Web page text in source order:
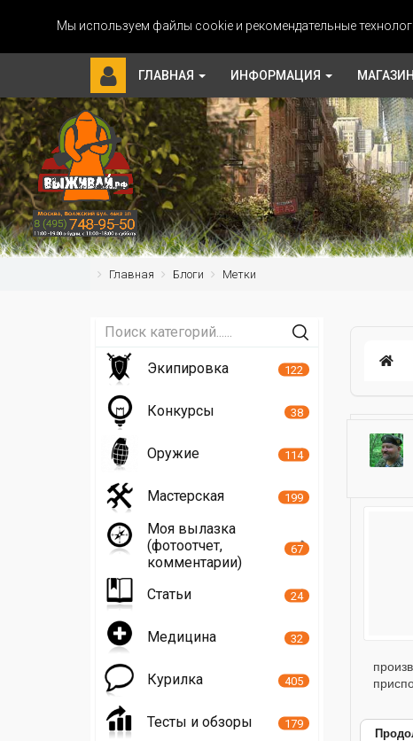
Мы используем файлы cookie и рекомендательные
ГЛАВНАЯ ИНФОРМАЦИЯ МАГАЗИН
Главная Блоги Метки
Экипировка 122
Конкурсы 38
Оружие 114
Мастерская 199
Моя вылазка
(фотоотчет,
комментарии)
67
Статьи 24
Медицина 32
Курилка 405
Тесты и обзоры 179